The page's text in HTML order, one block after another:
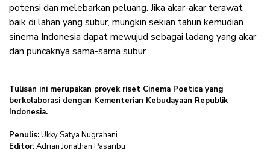
potensi dan melebarkan peluang. Jika akar-akar terawat
baik di lahan yang subur, mungkin sekian tahun kemudian
sinema Indonesia dapat mewujud sebagai ladang yang akar
dan puncaknya sama-sama subur.
Tulisan ini merupakan proyek riset Cinema Poetica yang
berkolaborasi dengan Kementerian Kebudayaan Republik
Indonesia.
Penulis:Ukky Satya Nugrahani
Editor:Adrian Jonathan Pasaribu